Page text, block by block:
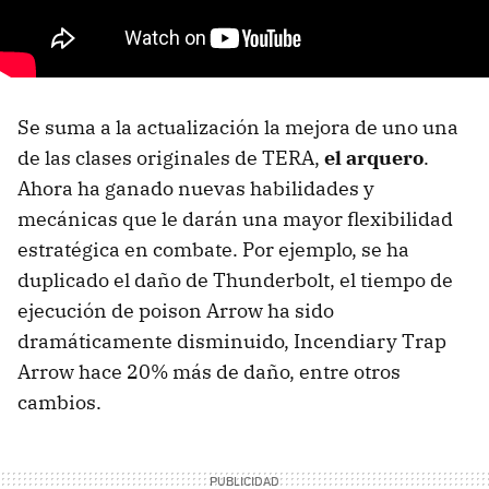
Se suma a la actualización la mejora de uno una
de las clases originales de TERA, el arquero.
Ahora ha ganado nuevas habilidades y
mecánicas que le darán una mayor flexibilidad
estratégica en combate. Por ejemplo, se ha
duplicado el daño de Thunderbolt, el tiempo de
ejecución de poison Arrow ha sido
dramáticamente disminuido, Incendiary Trap
Arrow hace 20% más de daño, entre otros
cambios.